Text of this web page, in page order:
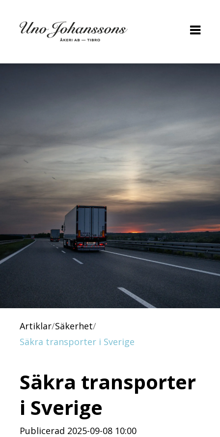
Artiklar/Säkerhet/
Säkra transporter i Sverige
Säkra transporter
i Sverige
Publicerad 2025-09-08 10:00